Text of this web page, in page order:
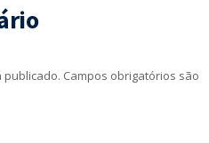
publicado. Campos obrigatórios são